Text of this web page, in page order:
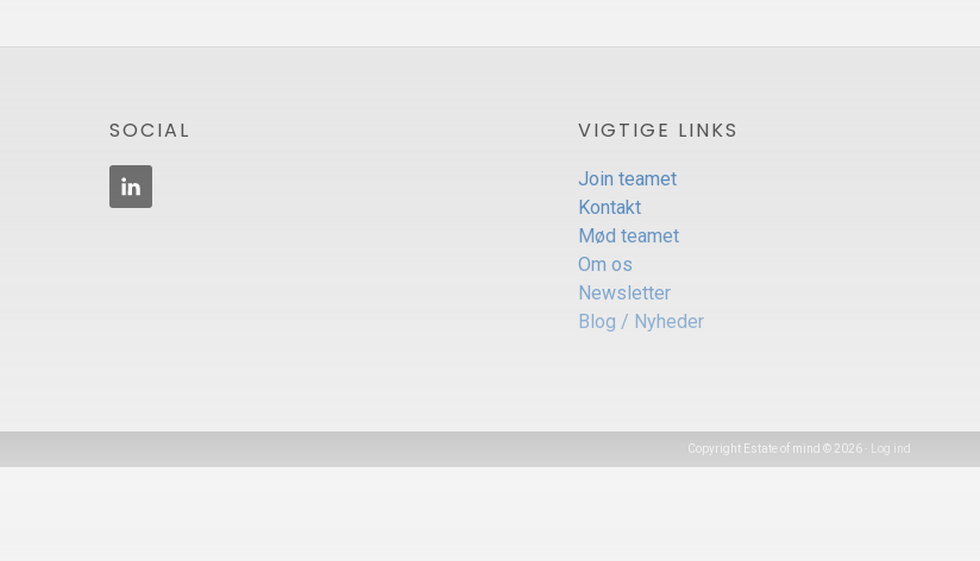
SOCIAL VIGTIGE LINKS
Join teamet
Kontakt
Mød teamet
Om os
Newsletter
Blog / Nyheder
Copyright Estate of mind © 2026 · Log ind